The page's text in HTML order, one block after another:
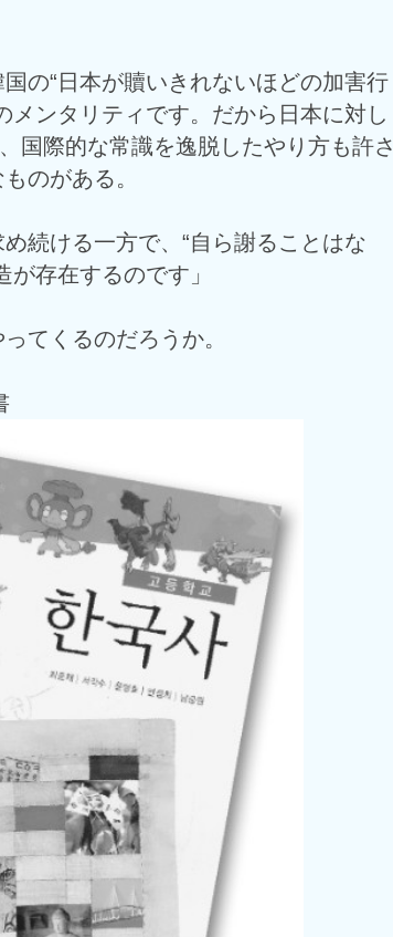
の“日本が贖いきれないほどの加害行
メンタリティです。だから日本に対し
国際的な常識を逸脱したやり方も許さ
のがある。
続ける一方で、“自ら謝ることはな
存在するのです」
てくるのだろうか。